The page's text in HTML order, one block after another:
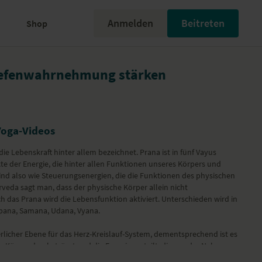
Shop Anmelden Beitreten
stärken
Videos
Lebenskraft hinter allem bezeichnet. Prana ist in fünf Vayus
der Energie, die hinter allen Funktionen unseres Körpers und
also wie Steuerungsenergien, die die Funktionen des physischen
sagt man, dass der physische Körper allein nicht
das Prana wird die Lebensfunktion aktiviert. Unterschieden wird in
Samana, Udana, Vyana.
Ebene für das Herz-Kreislauf-System, dementsprechend ist es
Körper durchströmt und die Energie verteilt, die aus der Nahrung
Iyengar – Licht auf Yoga). Du kannst dir Vyana Vayu als den